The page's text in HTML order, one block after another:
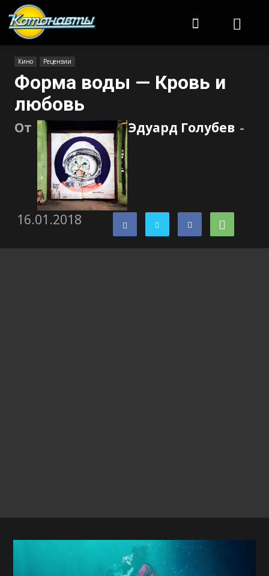
Кино Рецензии
Форма воды — Кровь и
любовь
От Эдуард Голубев -
16.01.2018